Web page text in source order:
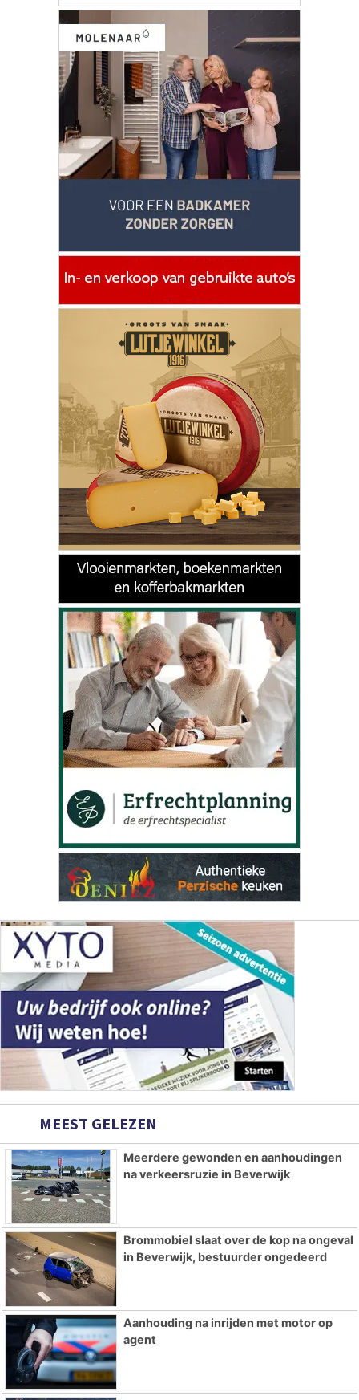
MEEST GELEZEN
Meerdere gewonden en aanhoudingen
na verkeersruzie in Beverwijk
Brommobiel slaat over de kop na ongeval
in Beverwijk, bestuurder ongedeerd
Aanhouding na inrijden met motor op
agent